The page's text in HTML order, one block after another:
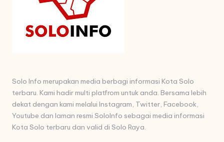
Solo Info merupakan media berbagi informasi Kota Solo
terbaru. Kami hadir multi platfrom untuk anda. Bersama lebih
dekat dengan kami melalui Instagram, Twitter, Facebook,
Youtube dan laman resmi SoloInfo sebagai media informasi
Kota Solo terbaru dan valid di Solo Raya.